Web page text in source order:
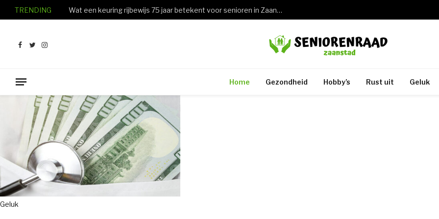
TRENDING Wat een keuring rijbewijs 75 jaar betekent voor senioren in Zaandam en de rest van Zaanstad
Facebook
TwitterInstagram
Home Gezondheid Hobby’s Rust uit Geluk
Geluk